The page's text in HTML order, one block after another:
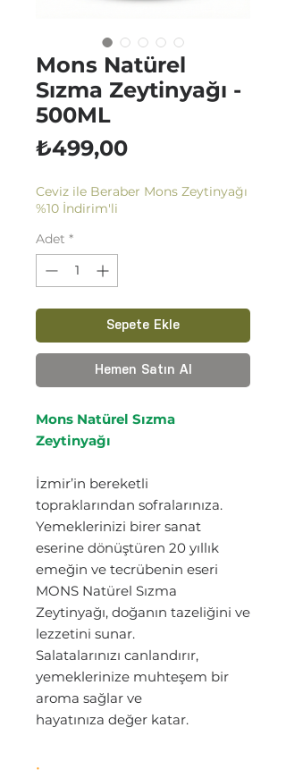
Mons Natürel
Sızma Zeytinyağı -
500ML
₺499,00Fiyat
Ceviz ile Beraber Mons Zeytinyağı
%10 İndirim'li
Adet *
Sepete Ekle
Hemen Satın Al
Mons Natürel Sızma
Zeytinyağı
İzmir’in bereketli
topraklarından sofralarınıza.
Yemeklerinizi birer sanat
eserine dönüştüren 20 yıllık
emeğin ve tecrübenin eseri
MONS Natürel Sızma
Zeytinyağı, doğanın tazeliğini ve
lezzetini sunar.
Salatalarınızı canlandırır,
yemeklerinize muhteşem bir
aroma sağlar ve
hayatınıza değer katar.